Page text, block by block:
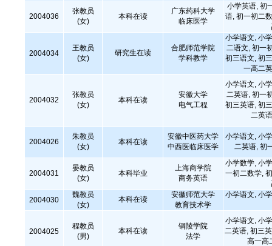
2004036
张教员
(女)
本科在读
广东药科大学
临床医学
小学英语, 初
语, 初一初二
2004034
王教员
(女)
研究生在读
合肥师范学院
学科教学
小学语文, 小
二语文, 初一
初三语文, 初
一高二
2004032
张教员
(女)
本科在读
安徽大学
电气工程
小学语文, 小
二英语, 初一
初三英语, 初
二英
2004026
朱教员
(女)
本科在读
安徽中医药大学
中西医临床医学
小学语文, 小
二英语, 初
2004031
晏教员
(女)
本科毕业
上海商学院
商务英语
小学数学, 小
一初二数学,
2004030
魏教员
(女)
本科在读
安徽师范大学
教育技术学
小学语文, 小
2004025
程教员
(男)
本科在读
铜陵学院
法学
小学语文, 小
二英语, 初三
高一高